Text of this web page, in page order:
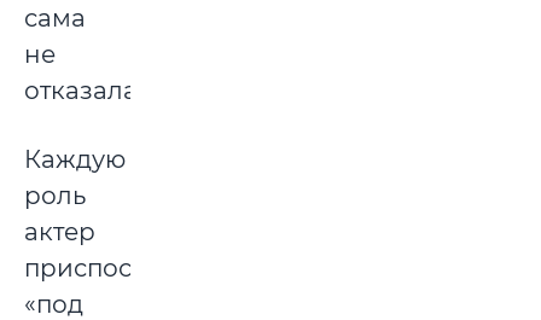
сама
не
отказалась!
Каждую
роль
актер
приспосабливает
«под